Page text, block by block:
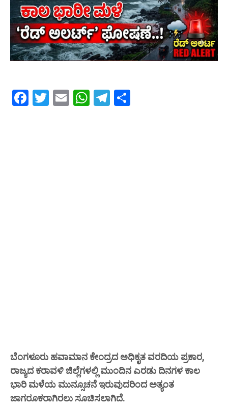
FacebookTwitterEmail WhatsAppTelegram
ಬೆಂಗಳೂರು ಹವಾಮಾನ ಕೇಂದ್ರದ ಅಧಿಕೃತ ವರದಿಯ ಪ್ರಕಾರ,
ರಾಜ್ಯದ ಕರಾವಳಿ ಜಿಲ್ಲೆಗಳಲ್ಲಿ ಮುಂದಿನ ಎರಡು ದಿನಗಳ ಕಾಲ
ಭಾರಿ ಮಳೆಯ ಮುನ್ಸೂಚನೆ ಇರುವುದರಿಂದ ಅತ್ಯಂತ
ಜಾಗರೂಕರಾಗಿರಲು ಸೂಚಿಸಲಾಗಿದೆ.